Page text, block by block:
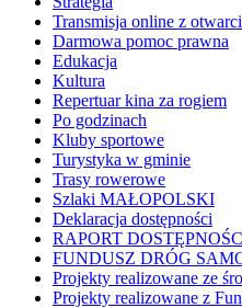
Transmisja online z
Darmowa pomoc prawna
Edukacja
Kultura
Repertuar kina za rogiem
Po godzinach
Kluby sportowe
Turystyka w gminie
Trasy rowerowe
Szlaki MAŁOPOLSKI
Deklaracja dostępności
RAPORT
FUNDUSZ DRÓG
Projekty realizowane ze
Projekty realizowane z